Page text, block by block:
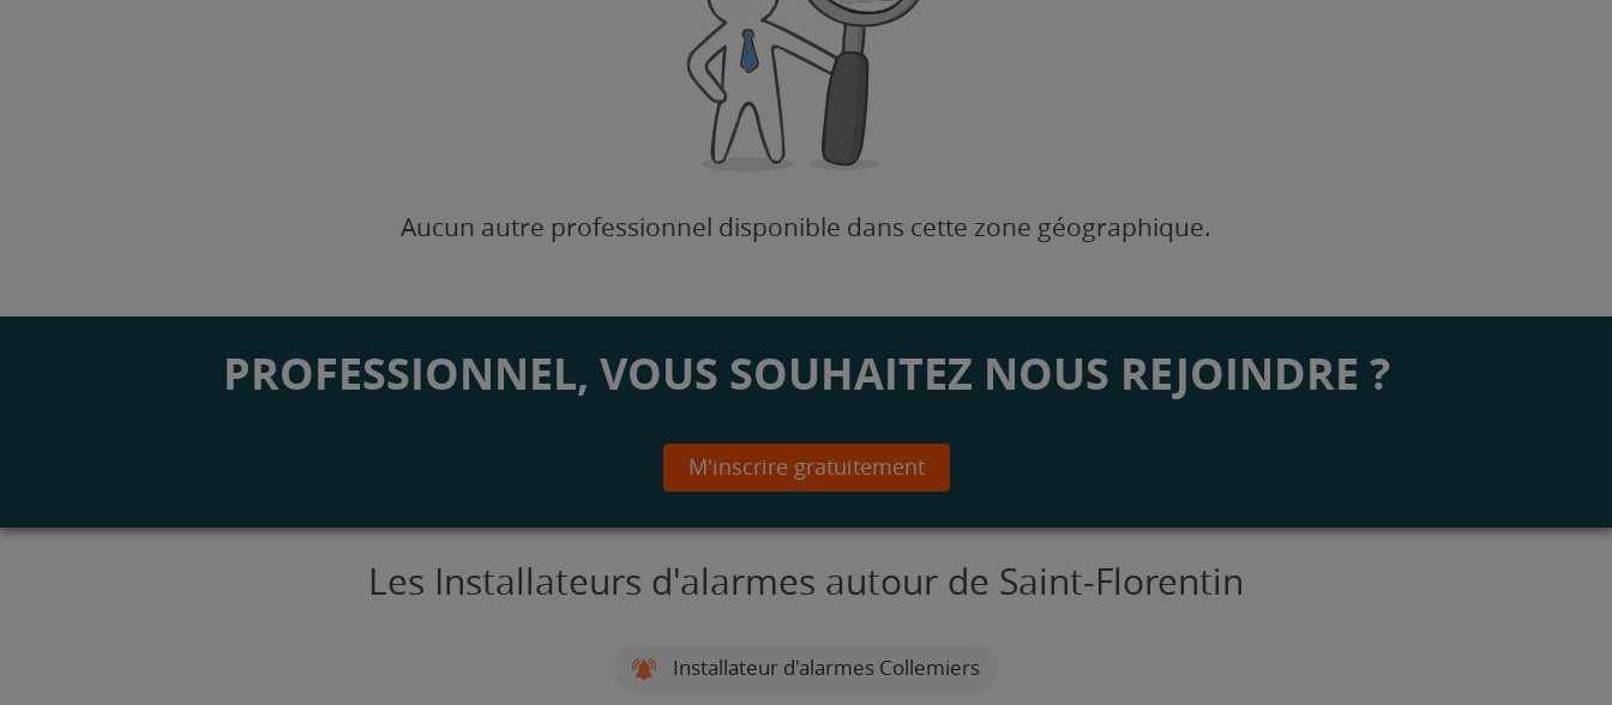
Aucun autre professionnel disponible dans cette zone géographique.
PROFESSIONNEL, VOUS SOUHAITEZ NOUS REJOINDRE ?
M'inscrire gratuitement
Les Installateurs d'alarmes autour de Saint-Florentin
Installateur d'alarmes Collemiers